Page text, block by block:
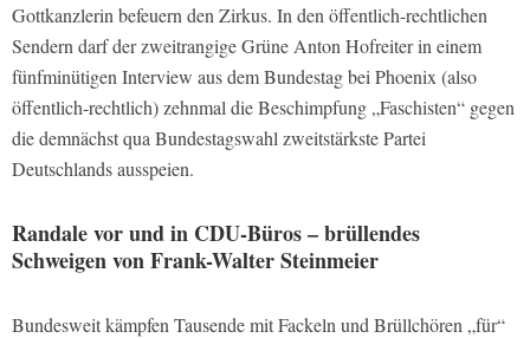
Gottkanzlerin befeuern den Zirkus. In den öffentlich-rechtlichen
Sendern darf der zweitrangige Grüne Anton Hofreiter in einem
fünfminütigen Interview aus dem Bundestag bei Phoenix (also
öffentlich-rechtlich) zehnmal die Beschimpfung „Faschisten“ gegen
die demnächst qua Bundestagswahl zweitstärkste Partei
Deutschlands ausspeien.
Randale vor und in CDU-Büros – brüllendes
Schweigen von Frank-Walter Steinmeier
Bundesweit kämpfen Tausende mit Fackeln und Brüllchören „für“